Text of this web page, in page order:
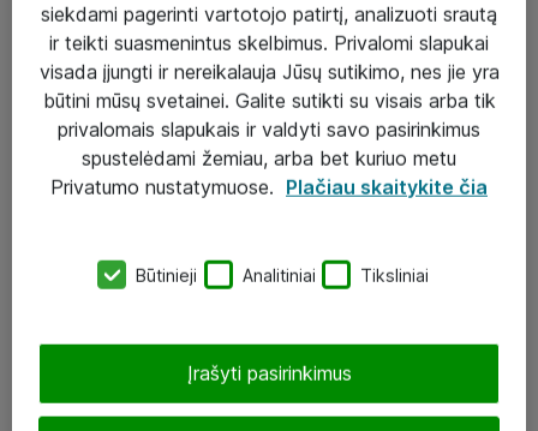
Paslaugos
Sprendimai
Įgyvendinti projektai
Atea ekspertų patarimai verslui
eShop@atea.lt
siekdami pagerinti vartotojo patirtį, analizuoti srautą
ir teikti suasmenintus skelbimus. Privalomi slapukai
visada įjungti ir nereikalauja Jūsų sutikimo, nes jie yra
būtini mūsų svetainei. Galite sutikti su visais arba tik
privalomais slapukais ir valdyti savo pasirinkimus
spustelėdami žemiau, arba bet kuriuo metu
Privatumo nustatymuose. Plačiau skaitykite čia
Būtinieji Analitiniai Tiksliniai
Įrašyti pasirinkimus